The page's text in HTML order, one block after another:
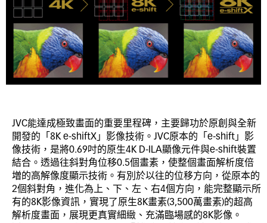
JVC能達成極致畫面的重要里程碑，主要歸功於原創與全新
開發的「8K e-shiftX」影像技術。JVC原本的「e-shift」影
像技術，是將0.69吋的原生4K D-ILA顯像元件與e-shift裝置
結合。透過往斜對角位移0.5個畫素，使整個畫面解析度倍
増的高解像度顯示技術。有別於以往的位移方向，從原本的
2個斜對角，進化為上、下、左、右4個方向，能完整顯示所
有的8K影像資訊，實現了原生8K畫素(3,500萬畫素)的超高
解析度畫面，展現更真實細緻、充滿臨場感的8K影像。